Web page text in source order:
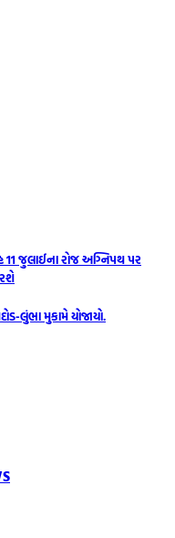
11 જુલાઈના રોજ અગ્નિપથ પર
લુંભા મુકામે યોજાયો.